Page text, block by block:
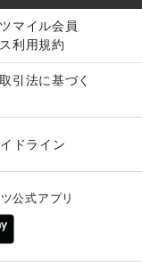
マイル会員
利用規約
引法に基づく
ドライン
公式アプリ